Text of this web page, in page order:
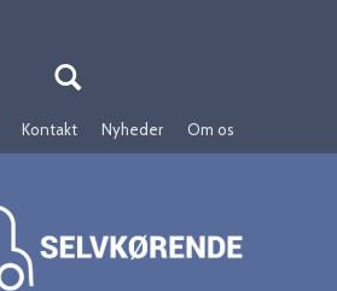
Kontakt Nyheder Om os